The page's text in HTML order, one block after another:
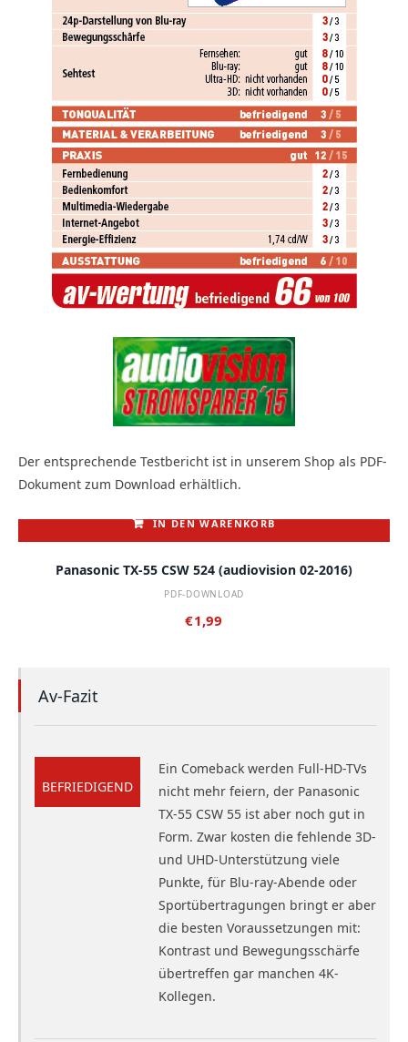
Der entsprechende Testbericht ist in unserem Shop als PDF-
Dokument zum Download erhältlich.
IN DEN WARENKORB
Panasonic TX-55 CSW 524 (audiovision 02-2016)
PDF-DOWNLOAD
€1,99
Av-Fazit
BEFRIEDIGEND
Ein Comeback werden Full-HD-TVs
nicht mehr feiern, der Panasonic
TX-55 CSW 55 ist aber noch gut in
Form. Zwar kosten die fehlende 3D-
und UHD-Unterstützung viele
Punkte, für Blu-ray-Abende oder
Sportübertragungen bringt er aber
die besten Voraussetzungen mit:
Kontrast und Bewegungsschärfe
übertreffen gar manchen 4K-
Kollegen.